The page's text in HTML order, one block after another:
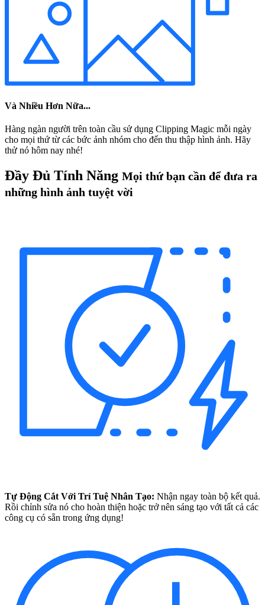
Và Nhiều Hơn Nữa...
Hàng ngàn người trên toàn cầu sử dụng Clipping Magic mỗi ngày
cho mọi thứ từ các bức ảnh nhóm cho đến thu thập hình ảnh. Hãy
thử nó hôm nay nhé!
Đầy Đủ Tính Năng Mọi thứ bạn cần để đưa ra
những hình ảnh tuyệt vời
Tự Động Cắt Với Trí Tuệ Nhân Tạo: Nhận ngay toàn bộ kết quả.
Rồi chỉnh sửa nó cho hoàn thiện hoặc trở nên sáng tạo với tất cả các
công cụ có sẵn trong ứng dụng!